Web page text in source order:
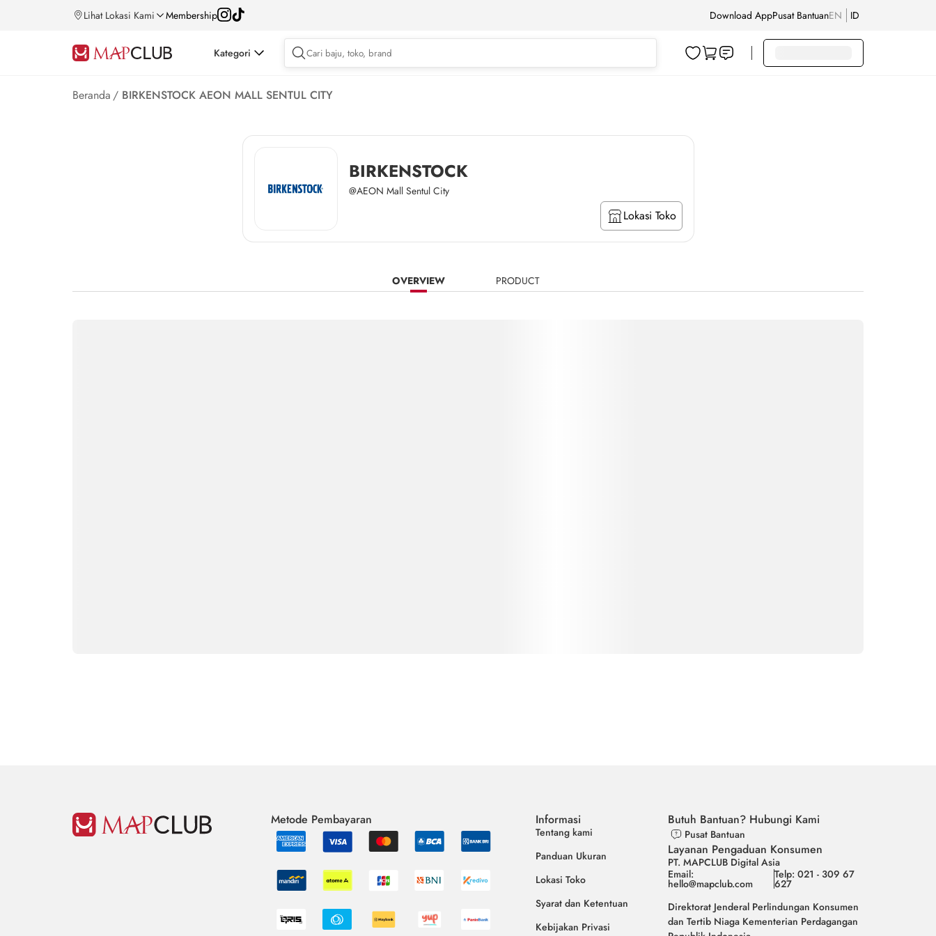
Lihat Lokasi Kami Membership Download AppPusat BantuanEN ID
Kategori
Beranda / BIRKENSTOCK AEON MALL SENTUL CITY
BIRKENSTOCK
@AEON Mall Sentul City
Lokasi Toko
OVERVIEW PRODUCT
Metode Pembayaran Informasi
Tentang kami
Panduan Ukuran
Lokasi Toko
Syarat dan Ketentuan
Kebijakan Privasi
Butuh Bantuan? Hubungi Kami
Pusat Bantuan
Layanan Pengaduan Konsumen
PT. MAPCLUB Digital Asia
Email:
hello@mapclub.com
Telp: 021 - 309 67
627
Direktorat Jenderal Perlindungan Konsumen
dan Tertib Niaga Kementerian Perdagangan